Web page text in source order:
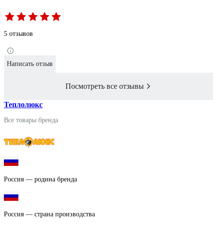
5 отзывов
Написать отзыв
Посмотреть все отзывы
Теплолюкс
Все товары бренда
Россия — родина бренда
Россия — страна производства